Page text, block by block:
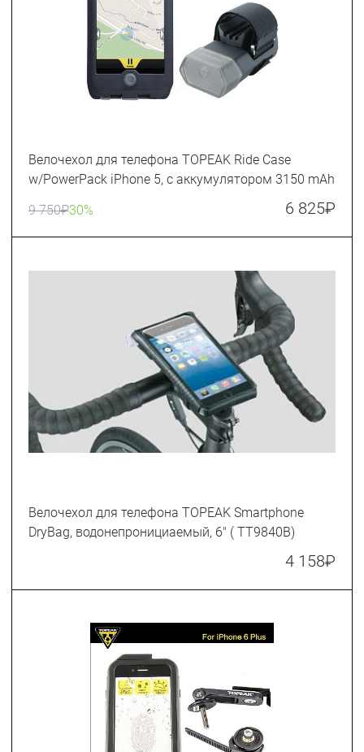
Велочехол для телефона TOPEAK Ride Case
w/PowerPack iPhone 5, с аккумулятором 3150 mAh
9 750₽30% 6 825₽
Велочехол для телефона TOPEAK Smartphone
DryBag, водонепронициаемый, 6" ( TT9840B)
4 158₽